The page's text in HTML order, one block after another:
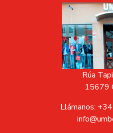
Rúa
15679
Llámanos: